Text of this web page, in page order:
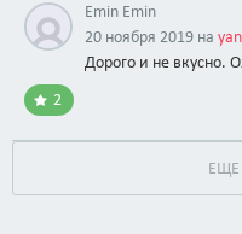
Emin Emin
20 ноября 2019 на
Дорого и не вкусно.
2
ЕЩЕ